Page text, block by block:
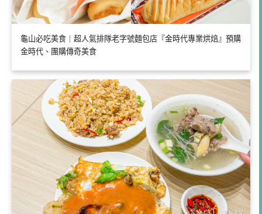
龜山必吃美食｜超人氣排隊老字號麵包店『金時代專業烘焙』預購
金時代、團購傳奇美食